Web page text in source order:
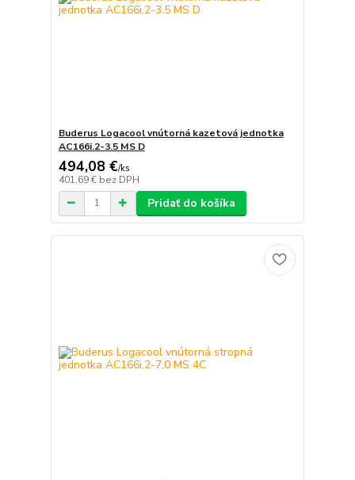
Buderus Logacool vnútorná kazetová jednotka
AC166i.2-3.5 MS D
494,08 €/ks
401,69 € bez DPH
Pridať do košíka